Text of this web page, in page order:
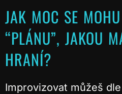
JAK MOC SE
“PLÁNU”, JAKOU
HRANÍ?
Improvizovat můžeš